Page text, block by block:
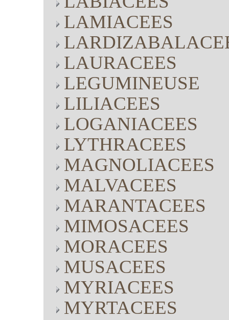
LAMIACEES
LAURACEES
LEGUMINEUSE
LILIACEES
LOGANIACEES
LYTHRACEES
MAGNOLIACEES
MALVACEES
MARANTACEES
MIMOSACEES
MORACEES
MUSACEES
MYRIACEES
MYRTACEES